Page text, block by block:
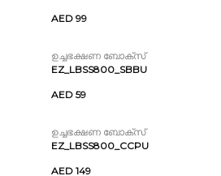
AED 99
ഉച്ചഭക്ഷണ ബോക്സ്
EZ_LBSS800_SBBU
AED 59
ഉച്ചഭക്ഷണ ബോക്സ്
EZ_LBSS800_CCPU
AED 149